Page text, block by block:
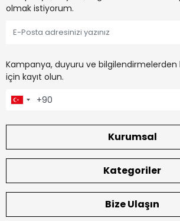
olmak istiyorum.
Kampanya, duyuru ve
için kayıt olun.
Kurumsal
Kategoriler
Bize Ulaşın